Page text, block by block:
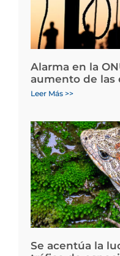
Alarma en la
aumento de las
Leer Más >>
Se acentúa la